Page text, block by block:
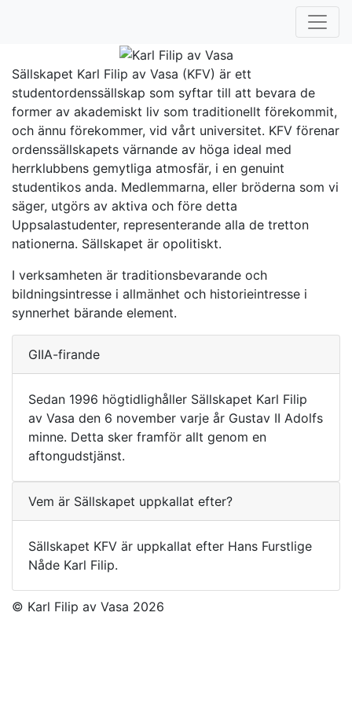
Sällskapet Karl Filip av Vasa (KFV) är ett
studentordenssällskap som syftar till att bevara de
former av akademiskt liv som traditionellt förekommit,
och ännu förekommer, vid vårt universitet. KFV förenar
ordenssällskapets värnande av höga ideal med
herrklubbens gemytliga atmosfär, i en genuint
studentikos anda. Medlemmarna, eller bröderna som vi
säger, utgörs av aktiva och före detta
Uppsalastudenter, representerande alla de tretton
nationerna. Sällskapet är opolitiskt.
I verksamheten är traditionsbevarande och
bildningsintresse i allmänhet och historieintresse i
synnerhet bärande element.
GIIA-firande
Sedan 1996 högtidlighåller Sällskapet Karl Filip
av Vasa den 6 november varje år Gustav II Adolfs
minne. Detta sker framför allt genom en
aftongudstjänst.
Vem är Sällskapet uppkallat efter?
Sällskapet KFV är uppkallat efter Hans Furstlige
Nåde Karl Filip.
© Karl Filip av Vasa 2026